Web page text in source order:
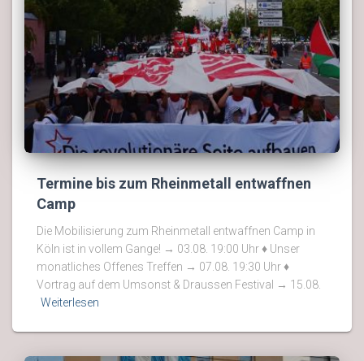
Termine bis zum Rheinmetall entwaffnen
Camp
Die Mobilisierung zum Rheinmetall entwaffnen Camp in
Köln ist in vollem Gange! → 03.08. 19:00 Uhr ♦ Unser
monatliches Offenes Treffen → 07.08. 19:30 Uhr ♦
Vortrag auf dem Umsonst & Draussen Festival → 15.08.
Weiterlesen